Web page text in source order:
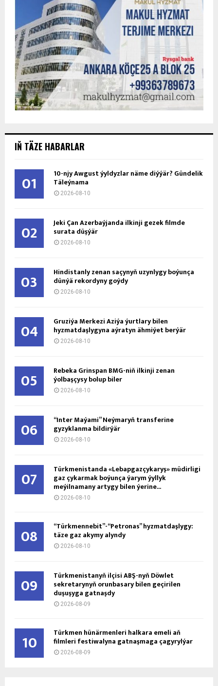
IŇ TÄZE HABARLAR
01 10-njy Awgust ýyldyzlar näme diýýär? Gündelik
Täleýnama
2026-08-10
02 Jeki Çan Azerbaýjanda ilkinji gezek filmde
surata düşýär
2026-08-10
03 Hindistanly zenan saçynyň uzynlygy boýunça
dünýä rekordyny goýdy
2026-08-10
04 Gruziýa Merkezi Aziýa ýurtlary bilen
hyzmatdaşlygyna aýratyn ähmiýet berýär
2026-08-10
05 Rebeka Grinspan BMG-niň ilkinji zenan
ýolbaşçysy bolup biler
2026-08-10
06 “Inter Maýami” Neýmaryň transferine
gyzyklanma bildirýär
2026-08-10
07 Türkmenistanda «Lebapgazçykaryş» müdirligi
gaz çykarmak boýunça ýarym ýyllyk
meýilnamany artygy bilen ýerine...
2026-08-10
08 “Türkmennebit”-“Petronas” hyzmatdaşlygy:
täze gaz akymy alyndy
2026-08-10
09 Türkmenistanyň ilçisi ABŞ-nyň Döwlet
sekretarynyň orunbasary bilen geçirilen
duşuşyga gatnaşdy
2026-08-09
10 Türkmen hünärmenleri halkara emeli aň
filmleri festiwalyna gatnaşmaga çagyrylýar
2026-08-09